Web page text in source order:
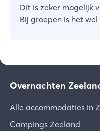
Dit is zeker mogelijk
Bij groepen is het
Overnachten
Alle accommodaties in
Campings Zeeland